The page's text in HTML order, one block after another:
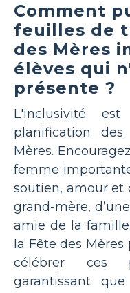
Comment
feuilles de
des Mères
élèves qui
présente ?
L'inclusivité
planification
Mères.
femme
soutien, amour et
grand-mère,
amie de la
la Fête des
célébrer ces
garantissant